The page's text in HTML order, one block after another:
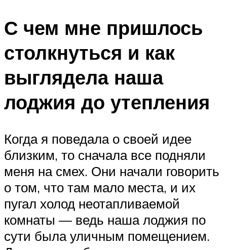
С чем мне пришлось
столкнуться и как
выглядела наша
лоджия до утепления
Когда я поведала о своей идее
близким, то сначала все подняли
меня на смех. Они начали говорить
о том, что там мало места, и их
пугал холод неотапливаемой
комнаты — ведь наша лоджия по
сути была уличным помещением.